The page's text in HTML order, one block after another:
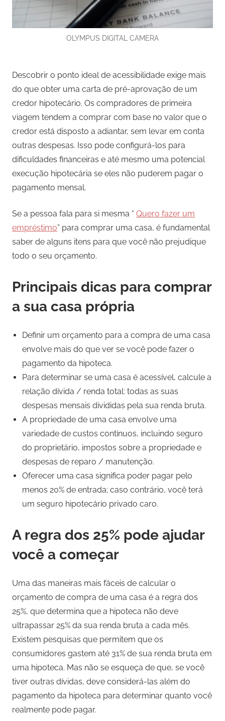
OLYMPUS DIGITAL CAMERA
Descobrir o ponto ideal de acessibilidade exige mais
do que obter uma carta de pré-aprovação de um
credor hipotecário. Os compradores de primeira
viagem tendem a comprar com base no valor que o
credor está disposto a adiantar, sem levar em conta
outras despesas. Isso pode configurá-los para
dificuldades financeiras e até mesmo uma potencial
execução hipotecária se eles não puderem pagar o
pagamento mensal.
Se a pessoa fala para si mesma “ Quero fazer um
empréstimo” para comprar uma casa, é fundamental
saber de alguns itens para que você não prejudique
todo o seu orçamento.
Principais dicas para comprar
a sua casa própria
Definir um orçamento para a compra de uma casa
envolve mais do que ver se você pode fazer o
pagamento da hipoteca.
Para determinar se uma casa é acessível, calcule a
relação dívida / renda total: todas as suas
despesas mensais divididas pela sua renda bruta.
A propriedade de uma casa envolve uma
variedade de custos contínuos, incluindo seguro
do proprietário, impostos sobre a propriedade e
despesas de reparo / manutenção.
Oferecer uma casa significa poder pagar pelo
menos 20% de entrada; caso contrário, você terá
um seguro hipotecário privado caro.
A regra dos 25% pode ajudar
você a começar
Uma das maneiras mais fáceis de calcular o
orçamento de compra de uma casa é a regra dos
25%, que determina que a hipoteca não deve
ultrapassar 25% da sua renda bruta a cada mês.
Existem pesquisas que permitem que os
consumidores gastem até 31% de sua renda bruta em
uma hipoteca. Mas não se esqueça de que, se você
tiver outras dívidas, deve considerá-las além do
pagamento da hipoteca para determinar quanto você
realmente pode pagar.